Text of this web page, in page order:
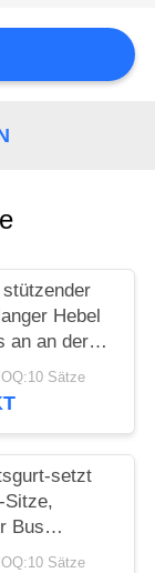
Hebel
an an der
G
Sätze
setzt
Sitze,
Bus
Sätze